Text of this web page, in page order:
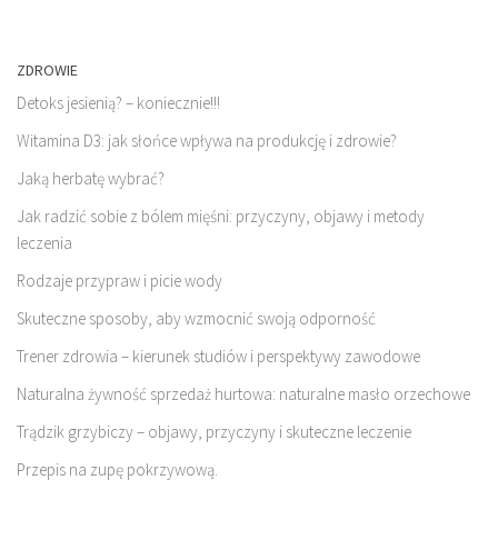
ZDROWIE
Detoks jesienią? – koniecznie!!!
Witamina D3: jak słońce wpływa na produkcję i zdrowie?
Jaką herbatę wybrać?
Jak radzić sobie z bólem mięśni: przyczyny, objawy i metody
leczenia
Rodzaje przypraw i picie wody
Skuteczne sposoby, aby wzmocnić swoją odporność
Trener zdrowia – kierunek studiów i perspektywy zawodowe
Naturalna żywność sprzedaż hurtowa: naturalne masło orzechowe
Trądzik grzybiczy – objawy, przyczyny i skuteczne leczenie
Przepis na zupę pokrzywową.